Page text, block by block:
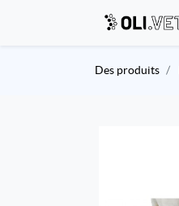
Des produits